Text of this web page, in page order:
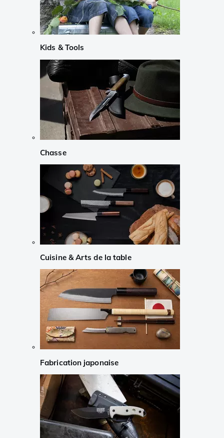
Kids & Tools
Chasse
Cuisine & Arts de la table
Fabrication japonaise